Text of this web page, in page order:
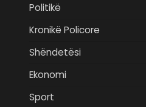
Politikë
Kronikë Policore
Shëndetësi
Ekonomi
Sport